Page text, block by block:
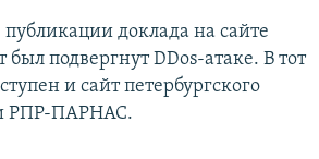
публикации доклада на сайте
подвергнут DDos-атаке. В тот
и сайт петербургского
РПР-ПАРНАС.